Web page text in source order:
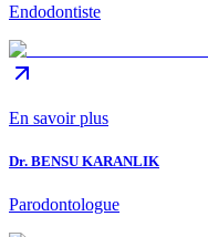
Endodontiste
En savoir plus
Dr. BENSU KARANLIK
Parodontologue